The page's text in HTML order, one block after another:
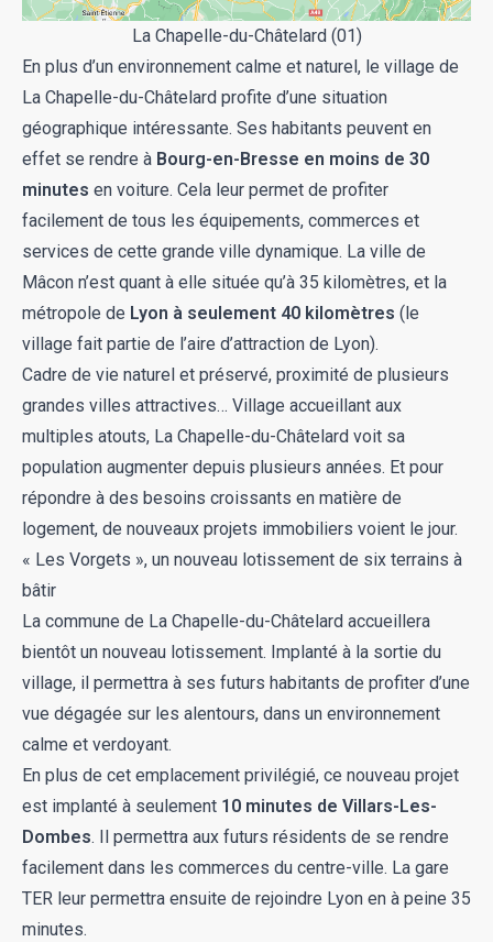
La Chapelle-du-Châtelard (01)
En plus d’un environnement calme et naturel, le village de
La Chapelle-du-Châtelard profite d’une situation
géographique intéressante. Ses habitants peuvent en
effet se rendre à Bourg-en-Bresse en moins de 30
minutes en voiture. Cela leur permet de profiter
facilement de tous les équipements, commerces et
services de cette grande ville dynamique. La ville de
Mâcon n’est quant à elle située qu’à 35 kilomètres, et la
métropole de Lyon à seulement 40 kilomètres (le
village fait partie de l’aire d’attraction de Lyon).
Cadre de vie naturel et préservé, proximité de plusieurs
grandes villes attractives… Village accueillant aux
multiples atouts, La Chapelle-du-Châtelard voit sa
population augmenter depuis plusieurs années. Et pour
répondre à des besoins croissants en matière de
logement, de nouveaux projets immobiliers voient le jour.
« Les Vorgets », un nouveau lotissement de six terrains à
bâtir
La commune de La Chapelle-du-Châtelard accueillera
bientôt un nouveau lotissement. Implanté à la sortie du
village, il permettra à ses futurs habitants de profiter d’une
vue dégagée sur les alentours, dans un environnement
calme et verdoyant.
En plus de cet emplacement privilégié, ce nouveau projet
est implanté à seulement 10 minutes de Villars-Les-
Dombes. Il permettra aux futurs résidents de se rendre
facilement dans les commerces du centre-ville. La gare
TER leur permettra ensuite de rejoindre Lyon en à peine 35
minutes.